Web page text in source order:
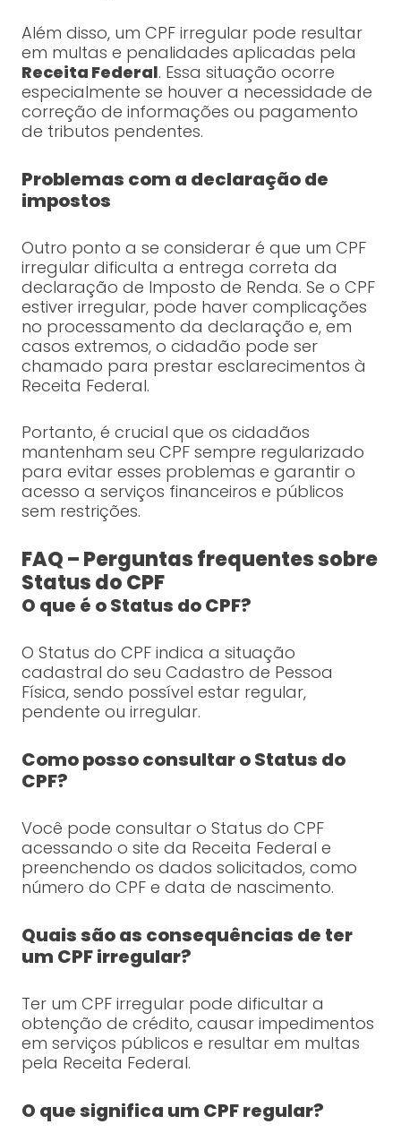
Além disso, um CPF irregular pode resultar
em multas e penalidades aplicadas pela
Receita Federal. Essa situação ocorre
especialmente se houver a necessidade de
correção de informações ou pagamento
de tributos pendentes.
Problemas com a declaração de
impostos
Outro ponto a se considerar é que um CPF
irregular dificulta a entrega correta da
declaração de Imposto de Renda. Se o CPF
estiver irregular, pode haver complicações
no processamento da declaração e, em
casos extremos, o cidadão pode ser
chamado para prestar esclarecimentos à
Receita Federal.
Portanto, é crucial que os cidadãos
mantenham seu CPF sempre regularizado
para evitar esses problemas e garantir o
acesso a serviços financeiros e públicos
sem restrições.
FAQ – Perguntas frequentes sobre
Status do CPF
O que é o Status do CPF?
O Status do CPF indica a situação
cadastral do seu Cadastro de Pessoa
Física, sendo possível estar regular,
pendente ou irregular.
Como posso consultar o Status do
CPF?
Você pode consultar o Status do CPF
acessando o site da Receita Federal e
preenchendo os dados solicitados, como
número do CPF e data de nascimento.
Quais são as consequências de ter
um CPF irregular?
Ter um CPF irregular pode dificultar a
obtenção de crédito, causar impedimentos
em serviços públicos e resultar em multas
pela Receita Federal.
O que significa um CPF regular?